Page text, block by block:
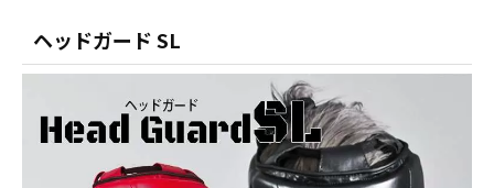
ヘッドガード SL